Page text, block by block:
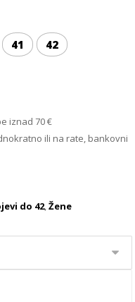
41 42
iznad 70 €
ili na rate, bankovni
do 42,Žene